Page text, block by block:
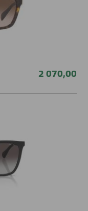
2 070,00